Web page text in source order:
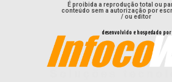
É proibida a reprodução total ou
conteúdo sem a autorização por
/ ou editor
desenvolvido e hospedado por